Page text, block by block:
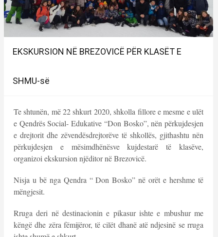
EKSKURSION NË BREZOVICË PËR KLASËT E
SHMU-së
Te shtunën, më 22 shkurt 2020, shkolla fillore e mesme e ulët
e Qendrës Social- Edukative “Don Bosko”, nën përkujdesjen
e drejtorit dhe zëvendësdrejtorëve të shkollës, gjithashtu nën
përkujdesjen e mësimdhënësve kujdestarë të klasëve,
organizoi ekskursion njëditor në Brezovicë.
Nisja u bë nga Qendra “ Don Bosko” në orët e hershme të
mëngjesit.
Rruga deri në destinacionin e pikasur ishte e mbushur me
këngë dhe zëra fëmijëror, të cilët dhanë atë ndjesinë se rruga